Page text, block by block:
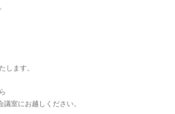
ます。
室にお越しください。